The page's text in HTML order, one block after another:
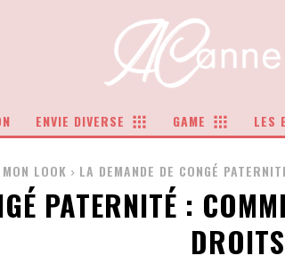
ENVIE DIVERSE GAME LES
MON LOOK LA DEMANDE DE CONGÉ
PATERNITÉ :